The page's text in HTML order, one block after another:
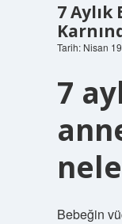
7 Aylık
Tarih: Nisan
7
Bebeğin